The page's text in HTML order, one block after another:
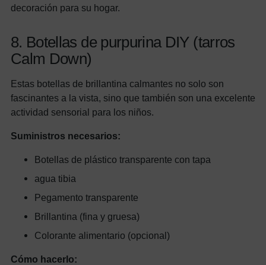
decoración para su hogar.
8. Botellas de purpurina DIY (tarros
Calm Down)
Estas botellas de brillantina calmantes no solo son
fascinantes a la vista, sino que también son una excelente
actividad sensorial para los niños.
Suministros necesarios:
Botellas de plástico transparente con tapa
agua tibia
Pegamento transparente
Brillantina (fina y gruesa)
Colorante alimentario (opcional)
Cómo hacerlo: